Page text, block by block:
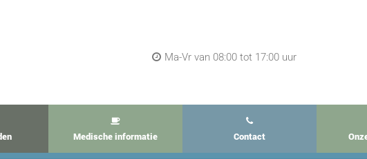
Ma-Vr van 08:00 tot 17:00 uur
Medische informatie Contact